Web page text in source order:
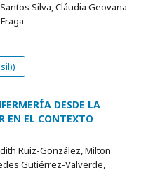
Silva, Cláudia Geovana
DESDE LA
EN EL CONTEXTO
Ruiz-González, Milton
Gutiérrez-Valverde,